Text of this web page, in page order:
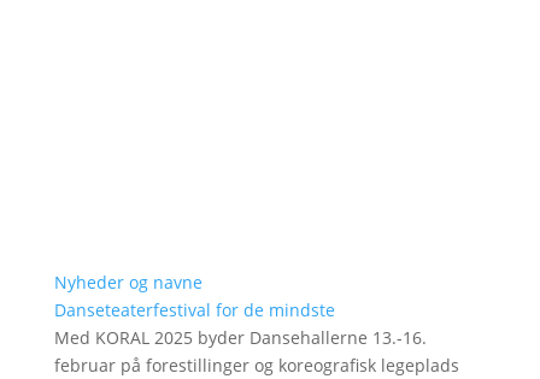
Nyheder og navne
Danseteaterfestival for de mindste
Med KORAL 2025 byder Dansehallerne 13.-16.
februar på forestillinger og koreografisk legeplads